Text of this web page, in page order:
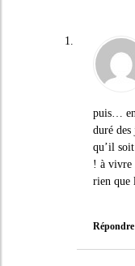
puis…
duré
qu’il
! à vivre
rien que
Répondre